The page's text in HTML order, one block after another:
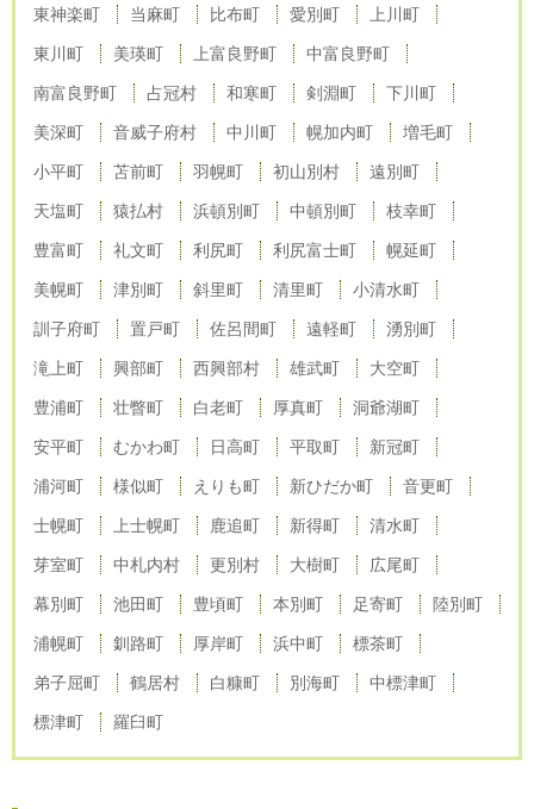
東神楽町 当麻町 比布町 愛別町 上川町
東川町 美瑛町 上富良野町 中富良野町
南富良野町 占冠村 和寒町 剣淵町 下川町
美深町 音威子府村 中川町 幌加内町 増毛町
小平町 苫前町 羽幌町 初山別村 遠別町
天塩町 猿払村 浜頓別町 中頓別町 枝幸町
豊富町 礼文町 利尻町 利尻富士町 幌延町
美幌町 津別町 斜里町 清里町 小清水町
訓子府町 置戸町 佐呂間町 遠軽町 湧別町
滝上町 興部町 西興部村 雄武町 大空町
豊浦町 壮瞥町 白老町 厚真町 洞爺湖町
安平町 むかわ町 日高町 平取町 新冠町
浦河町 様似町 えりも町 新ひだか町 音更町
士幌町 上士幌町 鹿追町 新得町 清水町
芽室町 中札内村 更別村 大樹町 広尾町
幕別町 池田町 豊頃町 本別町 足寄町 陸別町
浦幌町 釧路町 厚岸町 浜中町 標茶町
弟子屈町 鶴居村 白糠町 別海町 中標津町
標津町 羅臼町